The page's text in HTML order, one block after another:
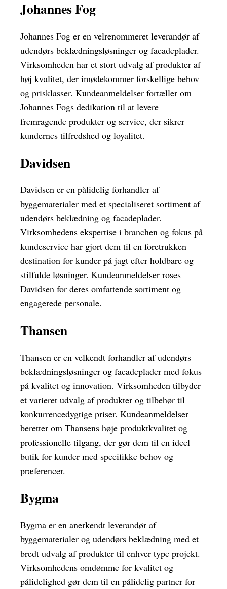
Johannes Fog
Johannes Fog er en velrenommeret leverandør af
udendørs beklædningsløsninger og facadeplader.
Virksomheden har et stort udvalg af produkter af
høj kvalitet, der imødekommer forskellige behov
og prisklasser. Kundeanmeldelser fortæller om
Johannes Fogs dedikation til at levere
fremragende produkter og service, der sikrer
kundernes tilfredshed og loyalitet.
Davidsen
Davidsen er en pålidelig forhandler af
byggematerialer med et specialiseret sortiment af
udendørs beklædning og facadeplader.
Virksomhedens ekspertise i branchen og fokus på
kundeservice har gjort dem til en foretrukken
destination for kunder på jagt efter holdbare og
stilfulde løsninger. Kundeanmeldelser roses
Davidsen for deres omfattende sortiment og
engagerede personale.
Thansen
Thansen er en velkendt forhandler af udendørs
beklædningsløsninger og facadeplader med fokus
på kvalitet og innovation. Virksomheden tilbyder
et varieret udvalg af produkter og tilbehør til
konkurrencedygtige priser. Kundeanmeldelser
beretter om Thansens høje produktkvalitet og
professionelle tilgang, der gør dem til en ideel
butik for kunder med specifikke behov og
præferencer.
Bygma
Bygma er en anerkendt leverandør af
byggematerialer og udendørs beklædning med et
bredt udvalg af produkter til enhver type projekt.
Virksomhedens omdømme for kvalitet og
pålidelighed gør dem til en pålidelig partner for